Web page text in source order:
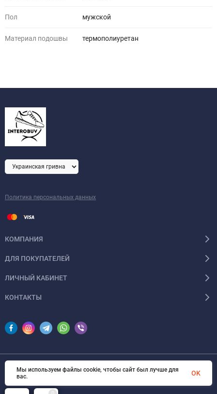
Пол мужской
Материал подошвы термополиуретан
Политика персональных данных
КОМПАНИЯ
ДЛЯ ПОКУПАТЕЛЕЙ
ЛИЧНЫЙ КАБИНЕТ
КОНТАКТЫ
© 2026 InSale. Все права защищены
Мы используем файлы cookie, чтобы сайт был лучше для
вас.
OK